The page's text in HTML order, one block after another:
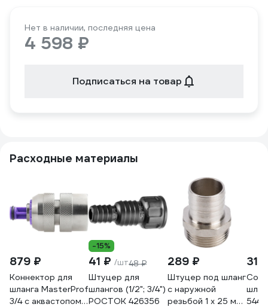
Нет в наличии, последняя цена
4 598 ₽
Подписаться на товар
Расходные материалы
879 ₽
Коннектор для
шланга MasterProf
3/4 с аквастопом
-15%
41 ₽ /шт48 ₽
Штуцер для
шлангов (1/2"; 3/4")
РОСТОК 426356
289 ₽
Штуцер под шланг
с наружной
резьбой 1 х 25 мм